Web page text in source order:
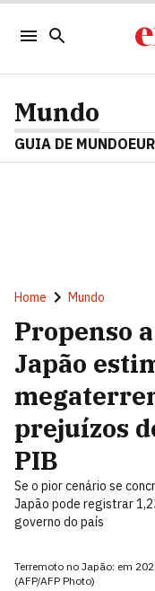
Mundo
GUIA DE MUNDO
Home Mundo
Propenso
Japão
prejuízos
PIB
Se o pior cenário se
Japão pode registrar
governo do país
Terremoto no Japão: em
(AFP/AFP Photo)